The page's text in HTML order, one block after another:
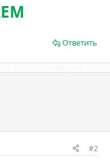
Ответить
#2